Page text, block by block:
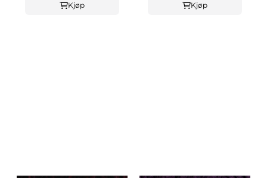
Kjøp Kjøp